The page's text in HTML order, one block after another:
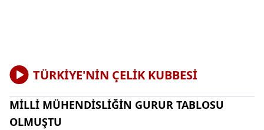
TÜRKİYE'NİN ÇELİK KUBBESİ
MİLLİ MÜHENDİSLİĞİN GURUR TABLOSU
OLMUŞTU